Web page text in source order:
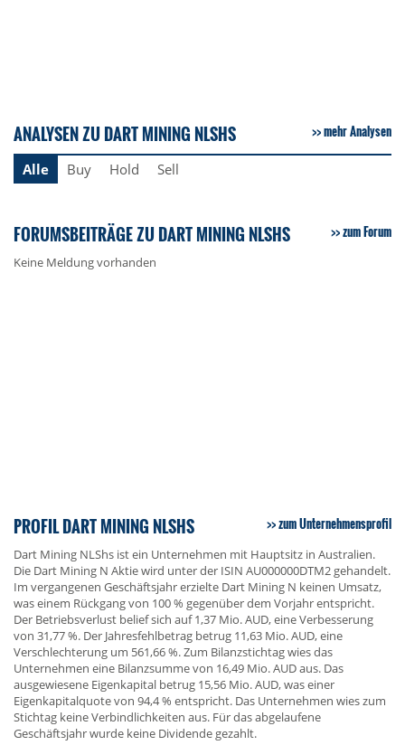
ANALYSEN ZU DART MINING NLSHS mehr Analysen
Alle Buy Hold Sell
FORUMSBEITRÄGE ZU DART MINING NLSHS zum Forum
Keine Meldung vorhanden
PROFIL DART MINING NLSHS zum Unternehmensprofil
Dart Mining NLShs ist ein Unternehmen mit Hauptsitz in Australien.
Die Dart Mining N Aktie wird unter der ISIN AU000000DTM2 gehandelt.
Im vergangenen Geschäftsjahr erzielte Dart Mining N keinen Umsatz,
was einem Rückgang von 100 % gegenüber dem Vorjahr entspricht.
Der Betriebsverlust belief sich auf 1,37 Mio. AUD, eine Verbesserung
von 31,77 %. Der Jahresfehlbetrag betrug 11,63 Mio. AUD, eine
Verschlechterung um 561,66 %. Zum Bilanzstichtag wies das
Unternehmen eine Bilanzsumme von 16,49 Mio. AUD aus. Das
ausgewiesene Eigenkapital betrug 15,56 Mio. AUD, was einer
Eigenkapitalquote von 94,4 % entspricht. Das Unternehmen wies zum
Stichtag keine Verbindlichkeiten aus. Für das abgelaufene
Geschäftsjahr wurde keine Dividende gezahlt.